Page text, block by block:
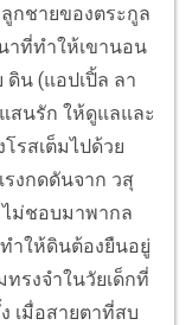
กชายของตระกูล
าที่ทำให้เขานอน
ดิน (แอปเปิ้ล ลา
สนรัก ให้ดูแลและ
รสเต็มไปด้วย
งกดดันจาก วสุ
ม่ชอบมาพากล
ำให้ดินต้องยืนอยู่
รงจำในวัยเด็กที่
เมื่อสายตาที่สบ